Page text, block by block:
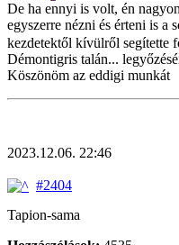
De ha ennyi is volt, én
egyszerre nézni és érteni is a
kezdetektől kívülről segítette
Démontigris talán...
Köszönöm az eddigi munkát
2023.12.06. 22:46
#2404
Tapion-sama